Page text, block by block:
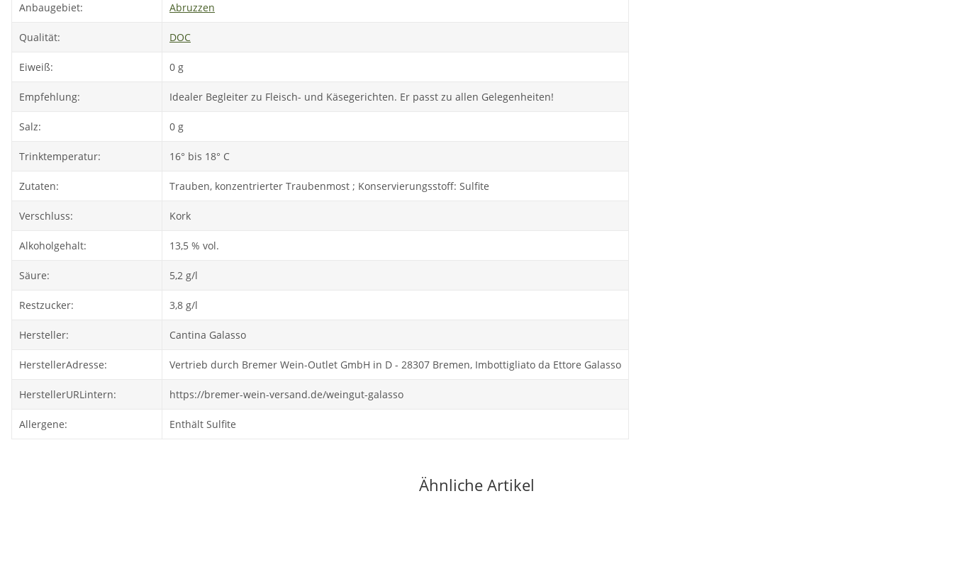
Anbaugebiet: Abruzzen
Qualität: DOC
Eiweiß: 0 g
Empfehlung: Idealer Begleiter zu Fleisch- und Käsegerichten. Er passt zu allen Gelegenheiten!
Salz: 0 g
Trinktemperatur: 16° bis 18° C
Zutaten: Trauben, konzentrierter Traubenmost ; Konservierungsstoff: Sulfite
Verschluss: Kork
Alkoholgehalt: 13,5 % vol.
Säure: 5,2 g/l
Restzucker: 3,8 g/l
Hersteller: Cantina Galasso
HerstellerAdresse: Vertrieb durch Bremer Wein-Outlet GmbH in D - 28307 Bremen, Imbottigliato da Ettore Galasso
HerstellerURLintern: https://bremer-wein-versand.de/weingut-galasso
Allergene: Enthält Sulfite
Ähnliche Artikel